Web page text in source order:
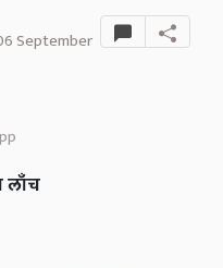
September
लाँच